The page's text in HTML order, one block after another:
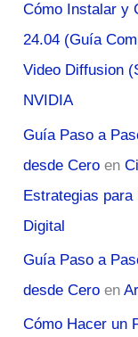
Cómo Instalar y
24.04 (Guía
Video Diffusion
NVIDIA
Guía Paso a
desde Cero en
Estrategias
Digital
Guía Paso a
desde Cero en
Cómo Hacer un